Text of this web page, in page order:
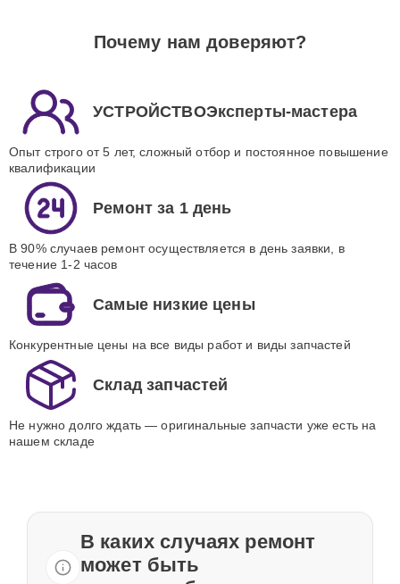
Почему нам доверяют?
УСТРОЙСТВОЭксперты-мастера
Опыт строго от 5 лет, сложный отбор и постоянное повышение
квалификации
Ремонт за 1 день
В 90% случаев ремонт осуществляется в день заявки, в
течение 1-2 часов
Самые низкие цены
Конкурентные цены на все виды работ и виды запчастей
Склад запчастей
Не нужно долго ждать — оригинальные запчасти уже есть на
нашем складе
В каких случаях ремонт
может быть